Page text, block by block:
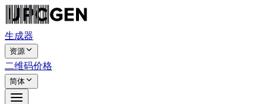
生成器
资源
二维码价格
简体